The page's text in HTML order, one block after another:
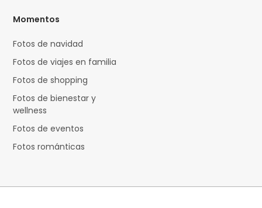
Momentos
Fotos de navidad
Fotos de viajes en familia
Fotos de shopping
Fotos de bienestar y
wellness
Fotos de eventos
Fotos románticas